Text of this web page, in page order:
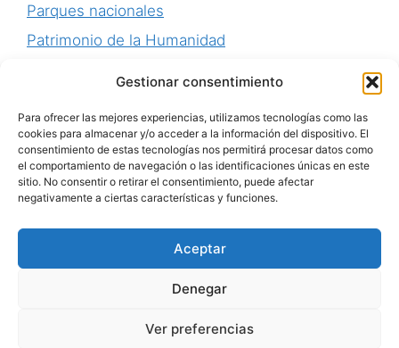
Gestionar consentimiento
Para ofrecer las mejores experiencias, utilizamos tecnologías como las
cookies para almacenar y/o acceder a la información del dispositivo. El
consentimiento de estas tecnologías nos permitirá procesar datos como
el comportamiento de navegación o las identificaciones únicas en este
sitio. No consentir o retirar el consentimiento, puede afectar
negativamente a ciertas características y funciones.
Aceptar
Denegar
Ver preferencias
Parques nacionales
Patrimonio de la Humanidad
Senderismo
Uruguay
Aviso Legal-Política de Privacidad-Política de
Personalizar Cookies